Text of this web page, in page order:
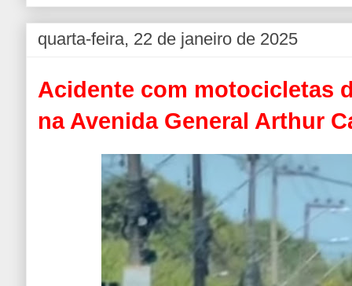
quarta-feira, 22 de janeiro de 2025
Acidente com motocicletas
na Avenida General Arthur